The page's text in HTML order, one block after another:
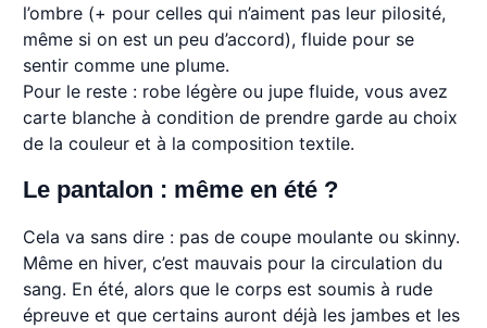
l’ombre (+ pour celles qui n’aiment pas leur pilosité,
même si on est un peu d’accord), fluide pour se
sentir comme une plume.
Pour le reste : robe légère ou jupe fluide, vous avez
carte blanche à condition de prendre garde au choix
de la couleur et à la composition textile.
Le pantalon : même en été ?
Cela va sans dire : pas de coupe moulante ou skinny.
Même en hiver, c’est mauvais pour la circulation du
sang. En été, alors que le corps est soumis à rude
épreuve et que certains auront déjà les jambes et les